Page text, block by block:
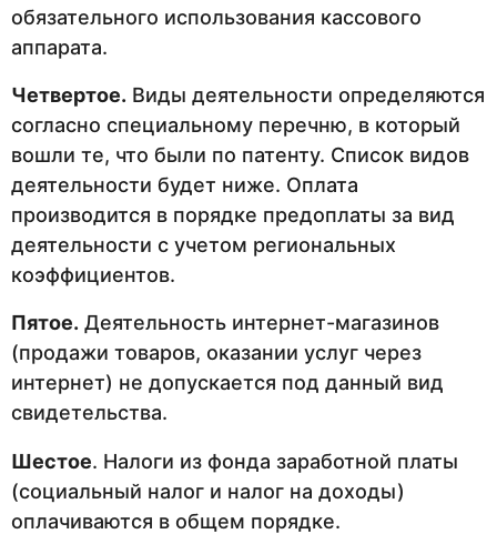
обязательного использования кассового
аппарата.
Четвертое. Виды деятельности определяются
согласно специальному перечню, в который
вошли те, что были по патенту. Список видов
деятельности будет ниже. Оплата
производится в порядке предоплаты за вид
деятельности с учетом региональных
коэффициентов.
Пятое. Деятельность интернет-магазинов
(продажи товаров, оказании услуг через
интернет) не допускается под данный вид
свидетельства.
Шестое. Налоги из фонда заработной платы
(социальный налог и налог на доходы)
оплачиваются в общем порядке.